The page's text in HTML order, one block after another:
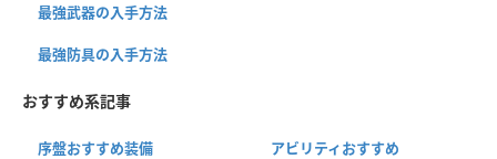
最強武器の入手方法
最強防具の入手方法
おすすめ系記事
序盤おすすめ装備 アビリティおすすめ